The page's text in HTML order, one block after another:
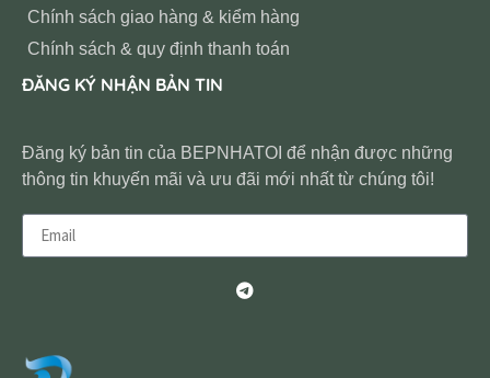
Chính sách giao hàng & kiểm hàng
Chính sách & quy định thanh toán
ĐĂNG KÝ NHẬN BẢN TIN
Đăng ký bản tin của BEPNHATOI để nhận được những
thông tin khuyến mãi và ưu đãi mới nhất từ chúng tôi!